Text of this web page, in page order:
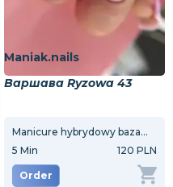
Min 170 PLN
Order
Maniak.nails
Варшава Ryzowa 43
Manicure hybrydowy baza kolorowa
5 Min 120 PLN
Order